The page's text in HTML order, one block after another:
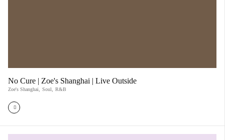
No Cure | Zoe's Shanghai | Live Outside
Zoe's Shanghai Soul R&B